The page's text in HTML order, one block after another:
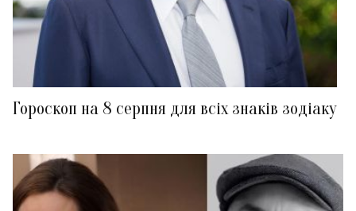
Гороскоп на 8 серпня для всіх знаків зодіаку